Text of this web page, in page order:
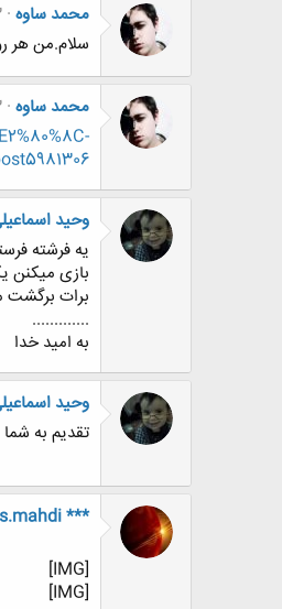
محمد ساوه
سلام.من هر
محمد ساوه
وحيد
برات
.............
به امید خدا
وحيد
تقدیم به شما
***
[IMG]
[IMG]